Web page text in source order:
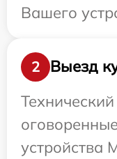
Вашего
2
Выезд
устройства